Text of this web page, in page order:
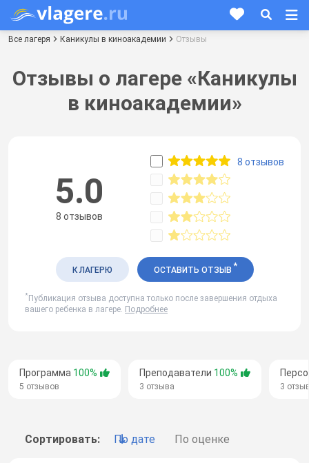
Все лагеря Каникулы в киноакадемии Отзывы
Отзывы о лагере «Каникулы
в киноакадемии»
Программа 100%
5 отзывов
Преподаватели 100%
3 отзыва 3
Сортировать: По дате По оценке
5.0
8 отзывов
8 отзывов
К ЛАГЕРЮ ОСТАВИТЬ ОТЗЫВ *
* Публикация отзыва доступна только после завершения отдыха
вашего ребенка в лагере. Подробнее